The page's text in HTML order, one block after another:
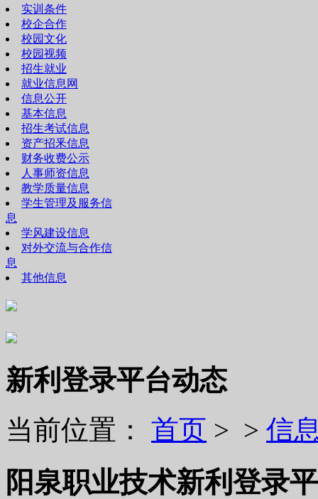
实训条件
校企合作
校园文化
校园视频
招生就业
就业信息网
信息公开
基本信息
招生考试信息
资产招釆信息
财务收费公示
人事师资信息
教学质量信息
学生管理及服务信
息
学风建设信息
对外交流与合作信
息
其他信息
新利登录平台动态
当前位置：
首页 > > 信
阳泉职业技术新利登录